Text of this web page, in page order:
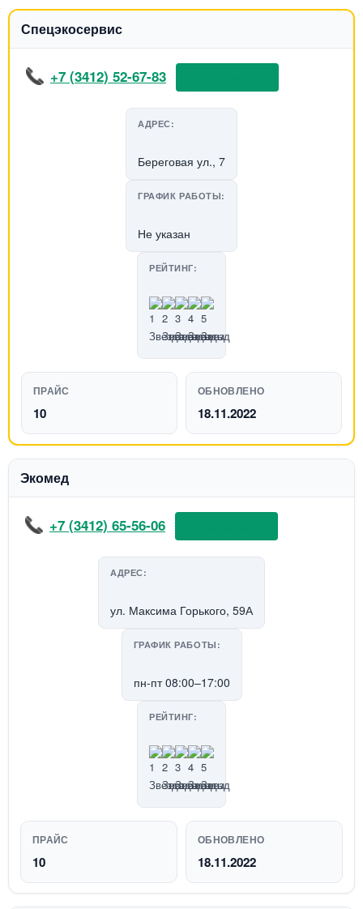
Спецэкосервис
+7 (3412) 52-67-83
АДРЕС:
Береговая ул., 7
ГРАФИК РАБОТЫ:
Не указан
РЕЙТИНГ:
ПРАЙС
10
ОБНОВЛЕНО
18.11.2022
Экомед
+7 (3412) 65-56-06
АДРЕС:
ул. Максима Горького, 59А
ГРАФИК РАБОТЫ:
пн-пт 08:00–17:00
РЕЙТИНГ:
ПРАЙС
10
ОБНОВЛЕНО
18.11.2022